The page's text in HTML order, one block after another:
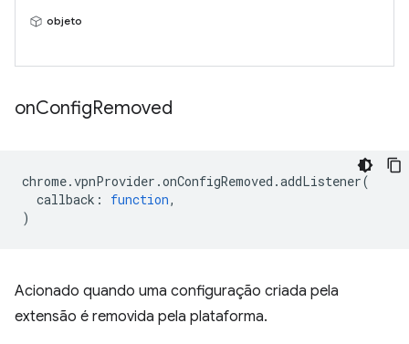
objeto
onConfigRemoved
chrome.vpnProvider .onConfigRemoved .addListener(
callback : function,
)
Acionado quando uma configuração criada pela
extensão é removida pela plataforma.